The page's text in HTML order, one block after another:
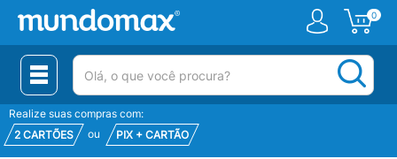
0
(pesquisar)
Realize suas compras com:
2 CARTÕES
ou PIX + CARTÃO